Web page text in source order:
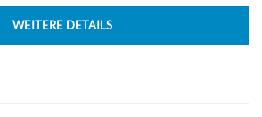
WEITERE DETAILS